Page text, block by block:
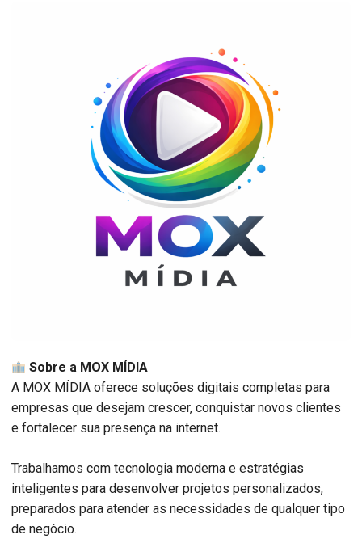
Sobre a MOX MÍDIA
A MOX MÍDIA oferece soluções digitais completas para
empresas que desejam crescer, conquistar novos clientes
e fortalecer sua presença na internet.
Trabalhamos com tecnologia moderna e estratégias
inteligentes para desenvolver projetos personalizados,
preparados para atender as necessidades de qualquer tipo
de negócio.